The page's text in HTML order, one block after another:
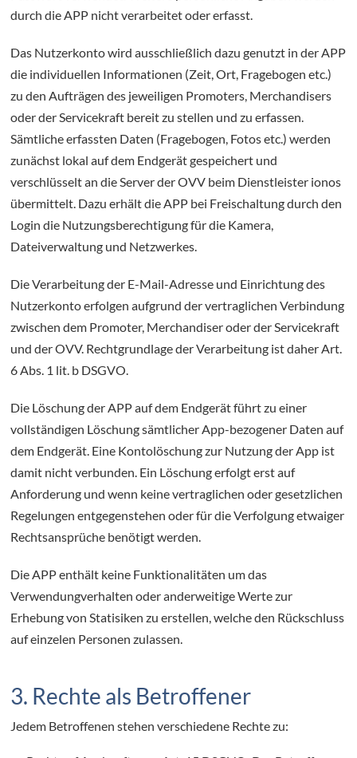
durch die APP nicht verarbeitet oder erfasst.
Das Nutzerkonto wird ausschließlich dazu genutzt in der APP
die individuellen Informationen (Zeit, Ort, Fragebogen etc.)
zu den Aufträgen des jeweiligen Promoters, Merchandisers
oder der Servicekraft bereit zu stellen und zu erfassen.
Sämtliche erfassten Daten (Fragebogen, Fotos etc.) werden
zunächst lokal auf dem Endgerät gespeichert und
verschlüsselt an die Server der OVV beim Dienstleister ionos
übermittelt. Dazu erhält die APP bei Freischaltung durch den
Login die Nutzungsberechtigung für die Kamera,
Dateiverwaltung und Netzwerkes.
Die Verarbeitung der E-Mail-Adresse und Einrichtung des
Nutzerkonto erfolgen aufgrund der vertraglichen Verbindung
zwischen dem Promoter, Merchandiser oder der Servicekraft
und der OVV. Rechtgrundlage der Verarbeitung ist daher Art.
6 Abs. 1 lit. b DSGVO.
Die Löschung der APP auf dem Endgerät führt zu einer
vollständigen Löschung sämtlicher App-bezogener Daten auf
dem Endgerät. Eine Kontolöschung zur Nutzung der App ist
damit nicht verbunden. Ein Löschung erfolgt erst auf
Anforderung und wenn keine vertraglichen oder gesetzlichen
Regelungen entgegenstehen oder für die Verfolgung etwaiger
Rechtsansprüche benötigt werden.
Die APP enthält keine Funktionalitäten um das
Verwendungverhalten oder anderweitige Werte zur
Erhebung von Statisiken zu erstellen, welche den Rückschluss
auf einzelen Personen zulassen.
3. Rechte als Betroffener
Jedem Betroffenen stehen verschiedene Rechte zu: